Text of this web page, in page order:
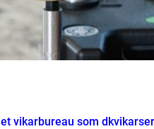
et vikarbureau som